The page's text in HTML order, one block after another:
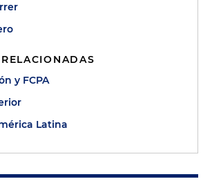
y FCPA
Latina